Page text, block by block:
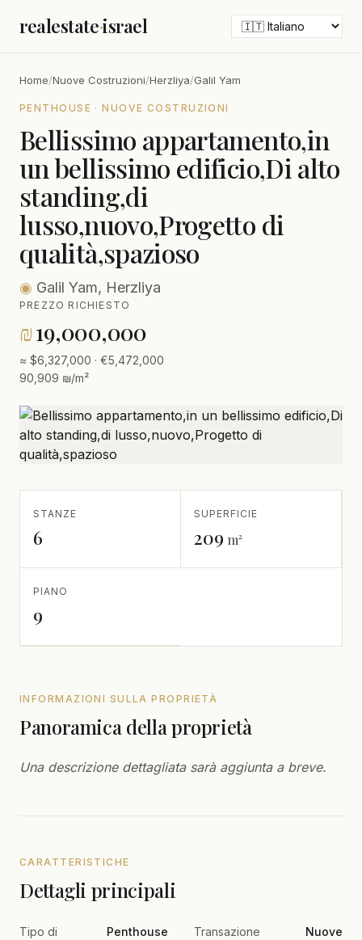
realestate·israel
Home/Nuove Costruzioni/Herzliya/Galil Yam
PENTHOUSE · NUOVE COSTRUZIONI
Bellissimo appartamento,in
un bellissimo edificio,Di alto
standing,di
lusso,nuovo,Progetto di
qualità,spazioso
◉ Galil Yam, Herzliya
PREZZO RICHIESTO
₪19,000,000
≈ $6,327,000 · €5,472,000
90,909 ₪/m²
STANZE
6
SUPERFICIE
209 m²
PIANO
9
INFORMAZIONI SULLA PROPRIETÀ
Panoramica della proprietà
Una descrizione dettagliata sarà aggiunta a breve.
CARATTERISTICHE
Dettagli principali
Tipo di
Penthouse Transazione
Nuove